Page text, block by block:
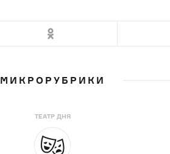
МИКРОРУБРИКИ
ТЕАТР ДНЯ